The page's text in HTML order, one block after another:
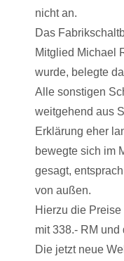
nicht an.
Das
Mitglied Michael
wurde, belegte
Alle sonstigen
weitgehend aus
Erklärung eher
bewegte sich im
gesagt,
von außen.
Hierzu die
mit 338.- RM und
Die jetzt neue